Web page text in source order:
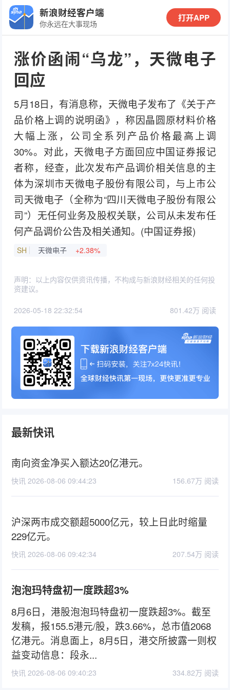
新浪财经客户端
你永远在大事现场
打开APP
涨价函闹“乌龙”，天微电子
回应
5月18日，有消息称，天微电子发布了《关于产
品价格上调的说明函》，称因晶圆原材料价格
大幅上涨，公司全系列产品价格最高上调
30%。对此，天微电子方面回应中国证券报记
者称，经查，此次发布产品调价相关信息的主
体为深圳市天微电子股份有限公司，与上市公
司天微电子（全称为“四川天微电子股份有限公
司”）无任何业务及股权关联，公司从未发布任
何产品调价公告及相关通知。(中国证券报)
SH 天微电子 +2.38%
声明：以上内容仅供资讯传播，不构成与新浪财经相关的任何投
资建议。
2026-05-18 22:32:54 801.42万 阅读
最新快讯
南向资金净买入额达20亿港元。
快讯 2026-08-06 09:44:23 156.67万 阅读
沪深两市成交额超5000亿元，较上日此时缩量
229亿元。
快讯 2026-08-06 09:42:34 207.54万 阅读
泡泡玛特盘初一度跌超3%
8月6日，港股泡泡玛特盘初一度跌超3%。截至
发稿，报155.5港元/股，跌3.66%，总市值2068
亿港元。消息面上，8月5日，港交所披露一则权
益变动信息：段永...
快讯 2026-08-06 09:40:23 334.82万 阅读